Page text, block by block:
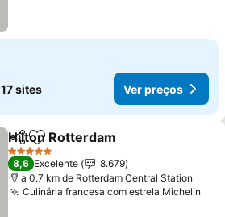
17 sites Ver preços
PartilharAdicionar aos favoritos
Hilton Rotterdam
5 Estrelas
8,6 Excelente
8.679
a 0.7 km de Rotterdam Central Station
Culinária francesa com estrela Michelin